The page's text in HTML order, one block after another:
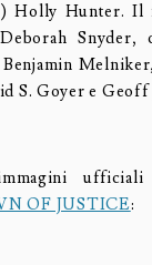
Holly Hunter.
Snyder,
Benjamin
S. Goyer e Geoff
OF JUSTICE: